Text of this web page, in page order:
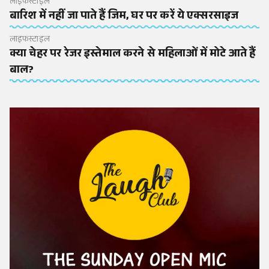
बारिश में नहीं जा पाते हैं जिम, घर पर करें ये एक्सरसाइज
लाइफस्टाइल
क्या चेहर पर रेजर इस्तेमाल करने से महिलाओं में मोटे आते हैं
बाल?